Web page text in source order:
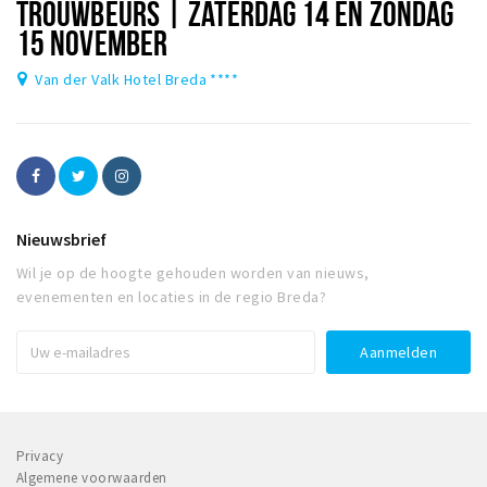
TROUWBEURS | ZATERDAG 14 EN ZONDAG
15 NOVEMBER
Van der Valk Hotel Breda ****
Nieuwsbrief
Wil je op de hoogte gehouden worden van nieuws,
evenementen en locaties in de regio Breda?
Privacy
Algemene voorwaarden